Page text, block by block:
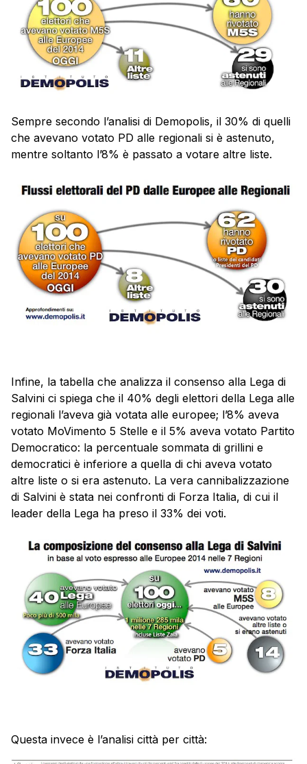
Sempre secondo l’analisi di Demopolis, il 30% di quelli
che avevano votato PD alle regionali si è astenuto,
mentre soltanto l’8% è passato a votare altre liste.
Infine, la tabella che analizza il consenso alla Lega di
Salvini ci spiega che il 40% degli elettori della Lega alle
regionali l’aveva già votata alle europee; l’8% aveva
votato MoVimento 5 Stelle e il 5% aveva votato Partito
Democratico: la percentuale sommata di grillini e
democratici è inferiore a quella di chi aveva votato
altre liste o si era astenuto. La vera cannibalizzazione
di Salvini è stata nei confronti di Forza Italia, di cui il
leader della Lega ha preso il 33% dei voti.
Questa invece è l’analisi città per città: